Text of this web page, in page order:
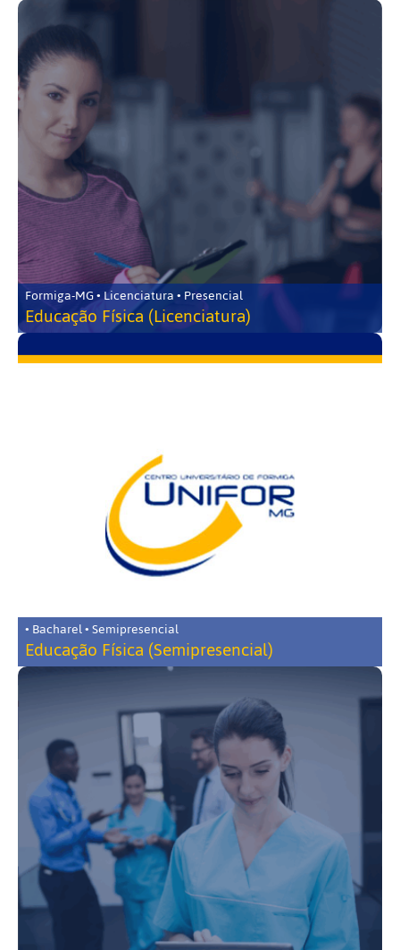
Formiga-MG • Licenciatura • Presencial
Educação Física (Licenciatura)
• Bacharel • Semipresencial
Educação Física (Semipresencial)